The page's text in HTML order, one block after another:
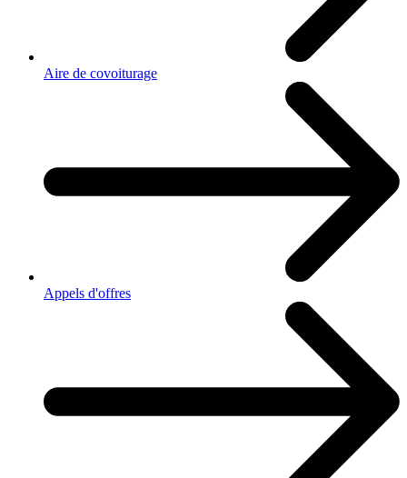
Aire de covoiturage
Appels d'offres